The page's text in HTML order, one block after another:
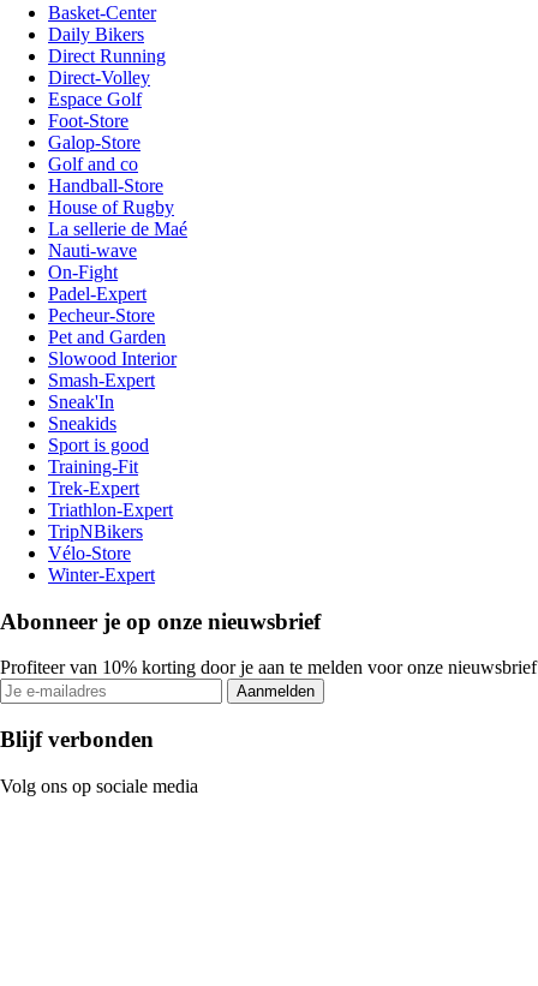
Basket-Center
Daily Bikers
Direct Running
Direct-Volley
Espace Golf
Foot-Store
Galop-Store
Golf and co
Handball-Store
House of Rugby
La sellerie de Maé
Nauti-wave
On-Fight
Padel-Expert
Pecheur-Store
Pet and Garden
Slowood Interior
Smash-Expert
Sneak'In
Sneakids
Sport is good
Training-Fit
Trek-Expert
Triathlon-Expert
TripNBikers
Vélo-Store
Winter-Expert
Abonneer je op onze nieuwsbrief
Profiteer van 10% korting door je aan te melden voor onze nieuwsbrief
Aanmelden
Blijf verbonden
Volg ons op sociale media